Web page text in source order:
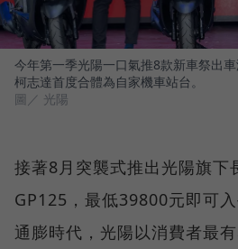
今年第一季光陽一口氣推8款新車祭出
柯志達首度合體為自家機車站台。
圖／ 光陽
接著8月突襲式推出光陽旗下
GP125，最低39800元即可
通膨時代，光陽以消費者最